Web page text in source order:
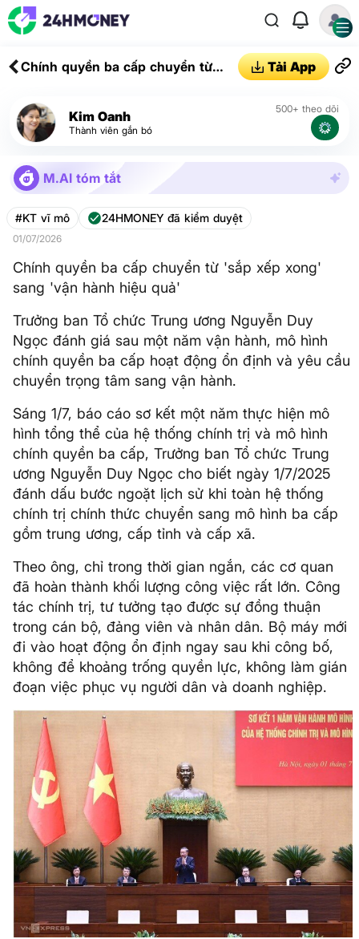
Chính quyền ba cấp chuyển từ
hiệu quả'
Tải App
Kim Oanh
Thành viên gắn bó
500+ theo dõi
M.AI tóm tắt
#KT vĩ mô 24HMONEY đã kiểm duyệt
01/07/2026
Chính quyền ba cấp chuyển từ 'sắp xếp xong'
sang 'vận hành hiệu quả'
Trưởng ban Tổ chức Trung ương Nguyễn Duy
Ngọc đánh giá sau một năm vận hành, mô hình
chính quyền ba cấp hoạt động ổn định và yêu cầu
chuyển trọng tâm sang vận hành.
Sáng 1/7, báo cáo sơ kết một năm thực hiện mô
hình tổng thể của hệ thống chính trị và mô hình
chính quyền ba cấp, Trưởng ban Tổ chức Trung
ương Nguyễn Duy Ngọc cho biết ngày 1/7/2025
đánh dấu bước ngoặt lịch sử khi toàn hệ thống
chính trị chính thức chuyển sang mô hình ba cấp
gồm trung ương, cấp tỉnh và cấp xã.
Theo ông, chỉ trong thời gian ngắn, các cơ quan
đã hoàn thành khối lượng công việc rất lớn. Công
tác chính trị, tư tưởng tạo được sự đồng thuận
trong cán bộ, đảng viên và nhân dân. Bộ máy mới
đi vào hoạt động ổn định ngay sau khi công bố,
không để khoảng trống quyền lực, không làm gián
đoạn việc phục vụ người dân và doanh nghiệp.